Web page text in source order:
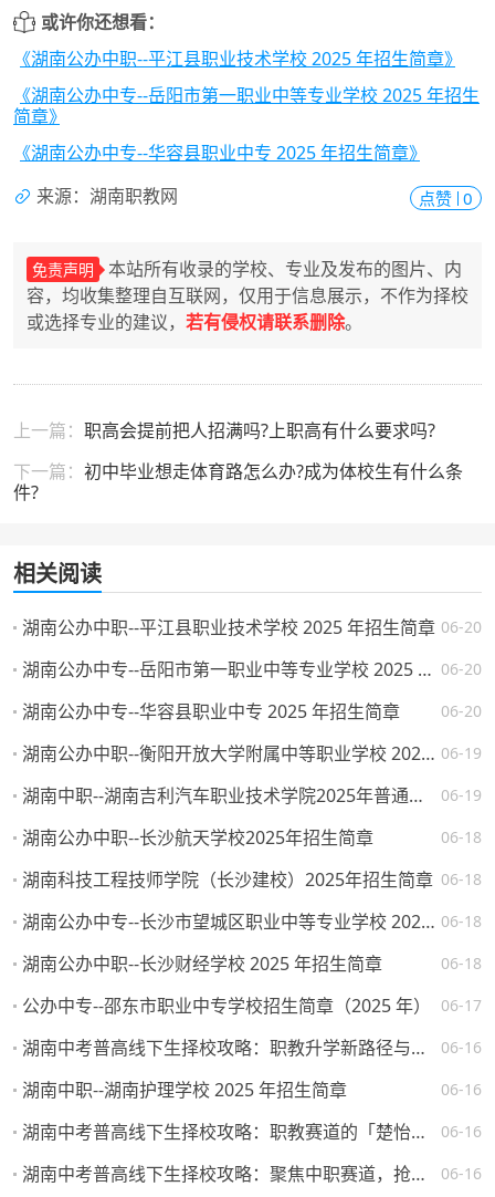
或许你还想看：
《湖南公办中职--平江县职业技术学校 2025 年招生简章》
《湖南公办中专--岳阳市第一职业中等专业学校 2025 年招生
简章》
《湖南公办中专--华容县职业中专 2025 年招生简章》
来源：湖南职教网
点赞 0
免责声明
本站所有收录的学校、专业及发布的图片、内
容，均收集整理自互联网，仅用于信息展示，不作为择校
或选择专业的建议， 若有侵权请联系删除。
上一篇： 职高会提前把人招满吗?上职高有什么要求吗?
下一篇： 初中毕业想走体育路怎么办?成为体校生有什么条
件?
相关阅读
06-20
湖南公办中职--平江县职业技术学校 2025 年招生简章
06-20
湖南公办中专--岳阳市第一职业中等专业学校 2025 年招生简章
06-20
湖南公办中专--华容县职业中专 2025 年招生简章
06-19
湖南公办中职--衡阳开放大学附属中等职业学校 2025 年招生简章
06-19
湖南中职--湖南吉利汽车职业技术学院2025年普通高校招生章程
06-18
湖南公办中职--长沙航天学校2025年招生简章
06-18
湖南科技工程技师学院（长沙建校）2025年招生简章
06-18
湖南公办中专--长沙市望城区职业中等专业学校 2025 年招生简章
06-18
湖南公办中职--长沙财经学校 2025 年招生简章
06-17
公办中专--邵东市职业中专学校招生简章（2025 年）
06-16
湖南中考普高线下生择校攻略：职教升学新路径与热门院校解析
06-16
湖南中职--湖南护理学校 2025 年招生简章
06-16
湖南中考普高线下生择校攻略：职教赛道的「楚怡」机遇与突围路径
06-16
湖南中考普高线下生择校攻略：聚焦中职赛道，抢占升学就业先机